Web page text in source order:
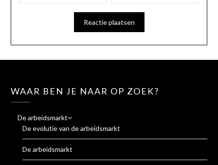
WAAR BEN JE NAAR OP ZOEK?
De arbeidsmarkt
De evolutie van de arbeidsmarkt
De arbeidsmarkt